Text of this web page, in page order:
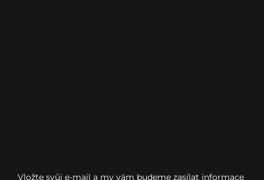
Vložte svůj e-mail a my vám budeme zasílat informace